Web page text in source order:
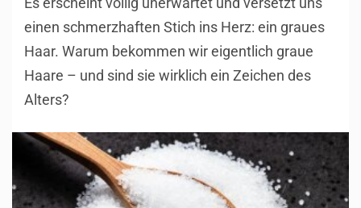
einen schmerzhaften Stich ins Herz: ein graues
Haar. Warum bekommen wir eigentlich graue
Haare – und sind sie wirklich ein Zeichen des
Alters?